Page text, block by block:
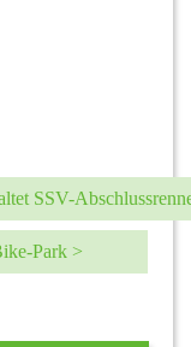
SSV-
Park >